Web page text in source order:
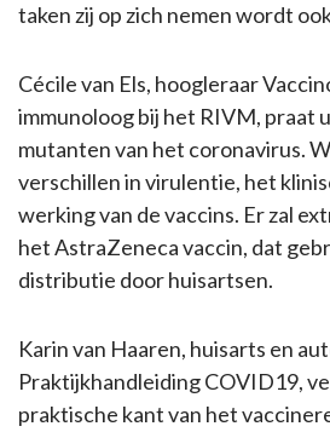
taken zij op zich nemen wordt
Cécile van Els, hoogleraar
immunoloog bij het RIVM, praat
mutanten van het coronavirus.
verschillen in virulentie, het
werking van de vaccins. Er zal
het AstraZeneca vaccin, dat
distributie door huisartsen.
Karin van Haaren, huisarts en
Praktijkhandleiding COVID19,
praktische kant van het